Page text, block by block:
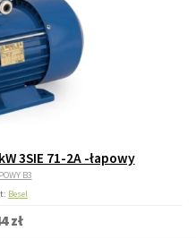
3SIE 71-2A -łapowy
B3
Besel
zł